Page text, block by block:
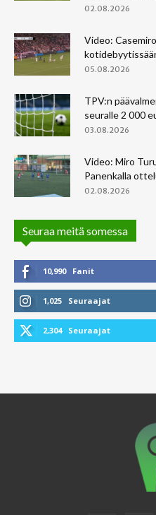
02.08.2026
Video:
05.08.2026
TPV:n
seuralle 2 000
03.08.2026
Video: Miro
Panenkalla
02.08.2026
Seuraa meitä somessa
10,990 Fanit
1,025 Seuraajat
2,304 Seuraajat